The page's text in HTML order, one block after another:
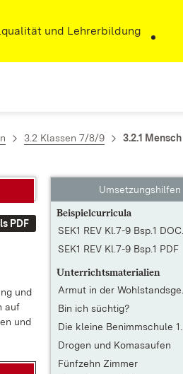
und Lehrerbildung
3.2 Klassen 7/8/9 3.2.1 Mensch
PDF
und
auf
und
Umsetzungshilfen
Beispielcurricula
SEK1 REV Kl.7-9 Bsp.1 DOC...
SEK1 REV Kl.7-9 Bsp.1 PDF
Unterrichtsmaterialien
Armut in der Wohlstandsge...
Bin ich süchtig?
Die kleine Benimmschule 1...
Drogen und Komasaufen
Fünfzehn Zimmer